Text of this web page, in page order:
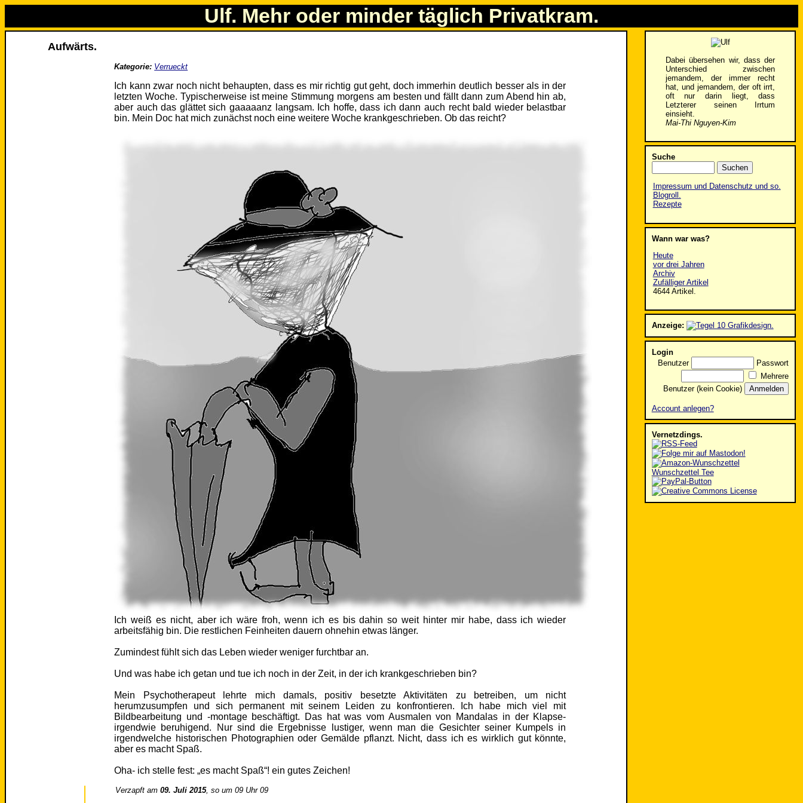
Ulf. Mehr oder minder täglich Privatkram.
Aufwärts.
Kategorie: Verrueckt
Ich kann zwar noch nicht behaupten, dass es mir richtig gut geht, doch immerhin deutlich besser als in der
letzten Woche. Typischerweise ist meine Stimmung morgens am besten und fällt dann zum Abend hin ab,
aber auch das glättet sich gaaaaanz langsam. Ich hoffe, dass ich dann auch recht bald wieder belastbar
bin. Mein Doc hat mich zunächst noch eine weitere Woche krankgeschrieben. Ob das reicht?
Ich weiß es nicht, aber ich wäre froh, wenn ich es bis dahin so weit hinter mir habe, dass ich wieder
arbeitsfähig bin. Die restlichen Feinheiten dauern ohnehin etwas länger.
Zumindest fühlt sich das Leben wieder weniger furchtbar an.
Und was habe ich getan und tue ich noch in der Zeit, in der ich krankgeschrieben bin?
Mein Psychotherapeut lehrte mich damals, positiv besetzte Aktivitäten zu betreiben, um nicht
herumzusumpfen und sich permanent mit seinem Leiden zu konfrontieren. Ich habe mich viel mit
Bildbearbeitung und -montage beschäftigt. Das hat was vom Ausmalen von Mandalas in der Klapse-
irgendwie beruhigend. Nur sind die Ergebnisse lustiger, wenn man die Gesichter seiner Kumpels in
irgendwelche historischen Photographien oder Gemälde pflanzt. Nicht, dass ich es wirklich gut könnte,
aber es macht Spaß.
Oha- ich stelle fest: „es macht Spaß“! ein gutes Zeichen!
Verzapft am09. Juli 2015, so um 09 Uhr 09
Dabei übersehen wir, dass der
Unterschied zwischen
jemandem, der immer recht
hat, und jemandem, der oft irrt,
oft nur darin liegt, dass
Letzterer seinen Irrtum
einsieht.
Mai-Thi Nguyen-Kim
Suche
Impressum und Datenschutz und so.
Blogroll.
Rezepte
Wann war was?
Heute
vor drei Jahren
Archiv
Zufälliger Artikel
4644 Artikel.
Anzeige:
Login
Benutzer
Passwort
Mehrere
Benutzer (kein Cookie)
Account anlegen?
Vernetzdings.
Wunschzettel Tee